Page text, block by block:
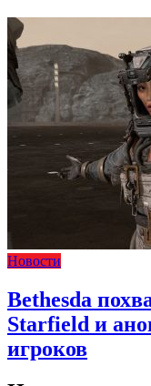
Новости
Bethesda
Starfield и
игроков